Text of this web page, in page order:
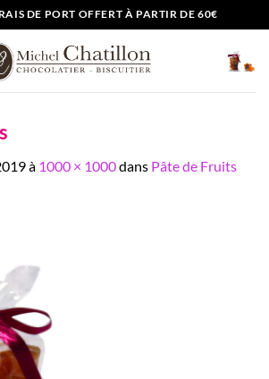
DE PORT OFFERT À PARTIR DE 60€
à 1000 × 1000dans Pâte de Fruits